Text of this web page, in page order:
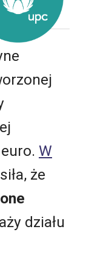
W
że
działu